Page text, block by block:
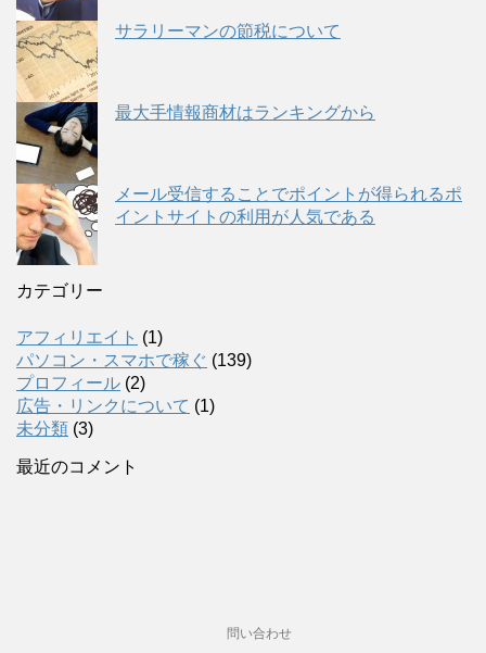
サラリーマンの節税について
最大手情報商材はランキングから
メール受信することでポイントが得られるポ
イントサイトの利用が人気である
カテゴリー
アフィリエイト (1)
パソコン・スマホで稼ぐ (139)
プロフィール (2)
広告・リンクについて (1)
未分類 (3)
最近のコメント
問い合わせ